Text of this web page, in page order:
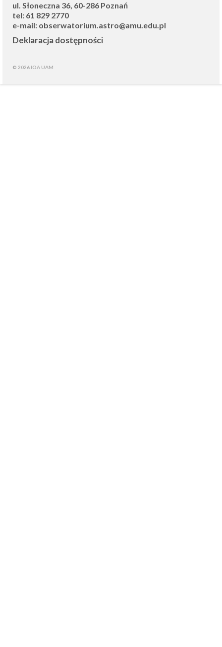
ul. Słoneczna 36, 60-286 Poznań
tel: 61 829 2770
e-mail: obserwatorium.astro@amu.edu.pl
Deklaracja dostępności
© 2026 IOA UAM